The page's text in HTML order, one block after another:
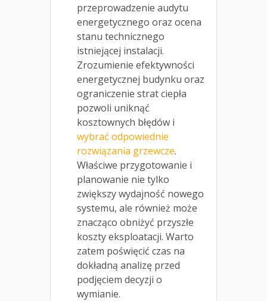
przeprowadzenie audytu
energetycznego oraz ocena
stanu technicznego
istniejącej instalacji.
Zrozumienie efektywności
energetycznej budynku oraz
ograniczenie strat ciepła
pozwoli uniknąć
kosztownych błędów i
wybrać odpowiednie
rozwiązania grzewcze.
Właściwe przygotowanie i
planowanie nie tylko
zwiększy wydajność nowego
systemu, ale również może
znacząco obniżyć przyszłe
koszty eksploatacji. Warto
zatem poświęcić czas na
dokładną analizę przed
podjęciem decyzji o
wymianie.